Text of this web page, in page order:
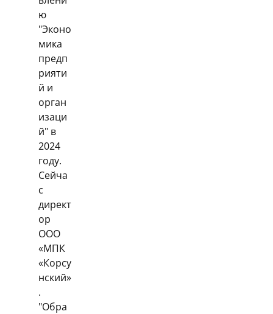
ю
"Эконо
мика
предп
рияти
й и
орган
изаци
й" в
2024
году.
Сейча
с
директ
ор
ООО
«МПК
«Корсу
нский»
.
"Обра